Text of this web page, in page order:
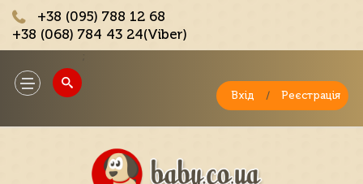
+38 (095) 788 12 68
+38 (068) 784 43 24(Viber)
Toggle
navigation
Вхід / Реєстрація